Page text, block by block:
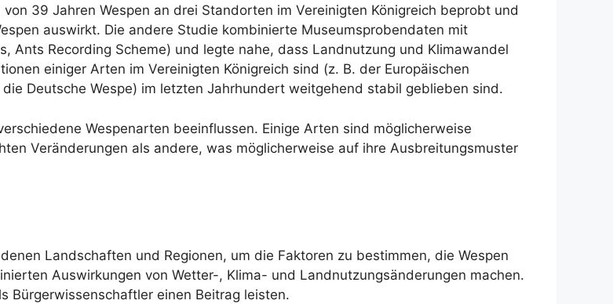
39 Jahren Wespen an drei Standorten im Vereinigten Königreich beprobt und
auswirkt. Die andere Studie kombinierte Museumsprobendaten mit
Ants Recording Scheme) und legte nahe, dass Landnutzung und Klimawandel
einiger Arten im Vereinigten Königreich sind (z. B. der Europäischen
Deutsche Wespe) im letzten Jahrhundert weitgehend stabil geblieben sind.
Wespenarten beeinflussen. Einige Arten sind möglicherweise
Veränderungen als andere, was möglicherweise auf ihre Ausbreitungsmuster
Landschaften und Regionen, um die Faktoren zu bestimmen, die Wespen
Auswirkungen von Wetter-, Klima- und Landnutzungsänderungen machen.
Bürgerwissenschaftler einen Beitrag leisten.